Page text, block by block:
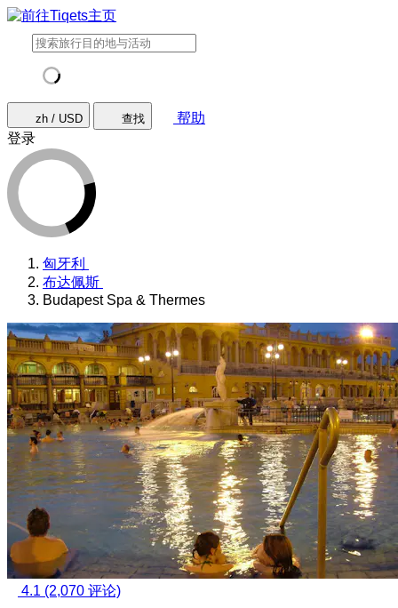
zh / USD 查找
帮助
登录
匈牙利
布达佩斯
Budapest Spa & Thermes
4.1 (2,070 评论)